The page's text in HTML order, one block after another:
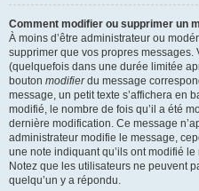
Comment modifier ou supprimer un
À moins d’être administrateur ou
supprimer que vos propres messages.
(quelquefois dans une durée limitée
bouton modifierdu message
message, un petit texte s’affichera en
modifié, le nombre de fois qu’il a été
dernière modification. Ce message
administrateur modifie le message,
une note indiquant qu’ils ont modifié
Notez que les utilisateurs ne peuvent
quelqu’un y a répondu.